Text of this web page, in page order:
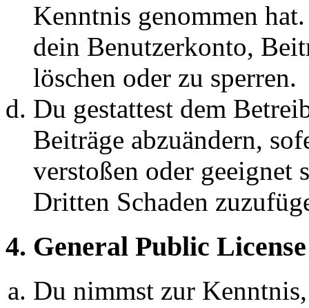
Kenntnis genommen
dein Benutzerkonto,
löschen oder zu sperren.
Du gestattest dem
Beiträge abzuändern,
verstoßen oder geeignet
Dritten Schaden
4. General Public License
Du nimmst zur